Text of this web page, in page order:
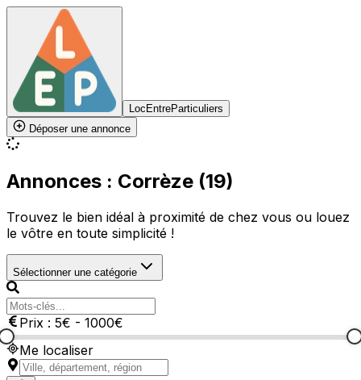
LocEntreParticuliers
Déposer une annonce
Annonces : Corrèze (19)
Trouvez le bien idéal à proximité de chez vous ou louez
le vôtre en toute simplicité !
Sélectionner une catégorie
Prix : 5€ - 1000€
Me localiser